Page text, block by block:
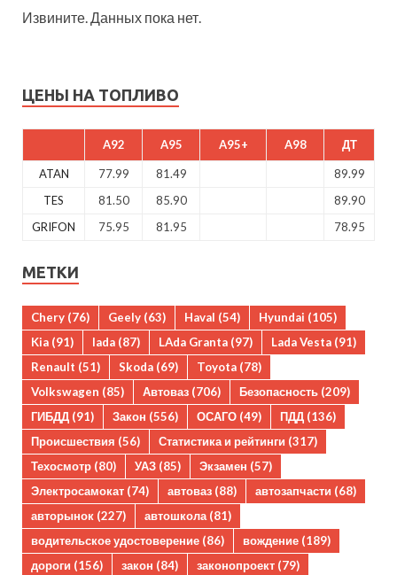
Извините. Данных пока нет.
ЦЕНЫ НА ТОПЛИВО
A92 A95 A95+ A98 ДТ
ATAN 77.99 81.49
89.99
TES
81.50 85.90
89.90
GRIFON
75.95 81.95 78.95
МЕТКИ
Chery (76) Geely (63) Haval (54) Hyundai (105)
Kia (91) lada (87) LAda Granta (97) Lada Vesta (91)
Renault (51) Skoda (69) Toyota (78)
Volkswagen (85) Автоваз (706) Безопасность (209)
ГИБДД (91) Закон (556) ОСАГО (49) ПДД (136)
Происшествия (56) Статистика и рейтинги (317)
Техосмотр (80) УАЗ (85) Экзамен (57)
Электросамокат (74) автоваз (88) автозапчасти (68)
авторынок (227) автошкола(81)
водительское удостоверение (86) вождение (189)
дороги (156) закон (84) законопроект (79)